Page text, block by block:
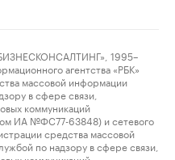
1995–
агентства «РБК»
массовой информации
в сфере связи,
коммуникаций
ИА №ФС77-63848) и сетевого
средства массовой
по надзору в сфере связи,